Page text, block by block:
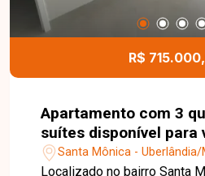
manutenção e limpeza das
água e energia das áreas
taxa condominial. O prédio
pavimentos, garantindo um
garagem, sendo 02
Entre em contato para mais
agende uma visita para
cobertura.
R$
Apartamento com 3
suítes disponível para
Santa Mônica em
Santa Mônica - Uberlândia/
Localizado no bairro Santa